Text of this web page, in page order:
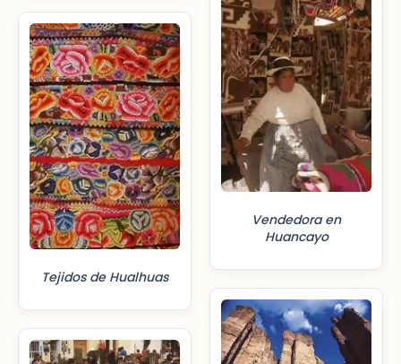
Tejidos de Hualhuas
Vendedora en
Huancayo